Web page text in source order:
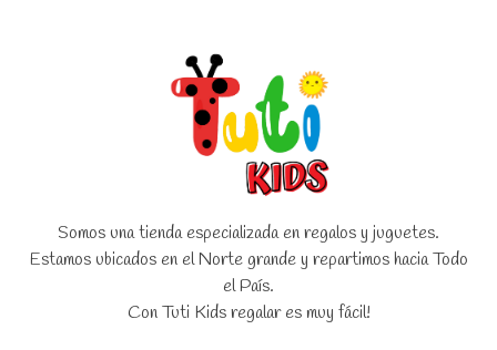
Somos una tienda especializada en regalos y juguetes.
Estamos ubicados en el Norte grande y repartimos hacia Todo
el País.
Con Tuti Kids regalar es muy fácil!